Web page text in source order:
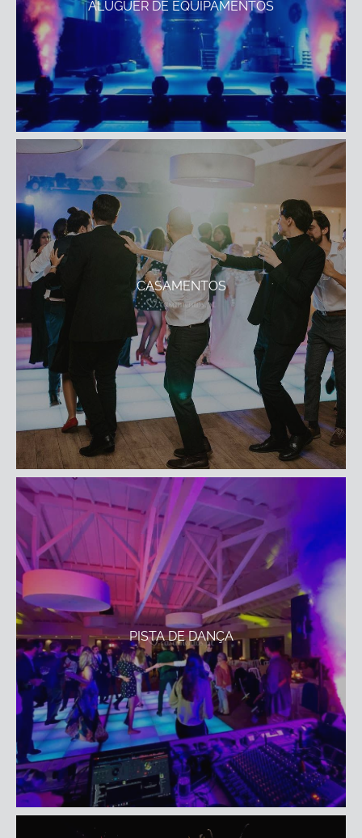
ALUGUER DE EQUIPAMENTOS
CASAMENTOS
PISTA DE DANÇA